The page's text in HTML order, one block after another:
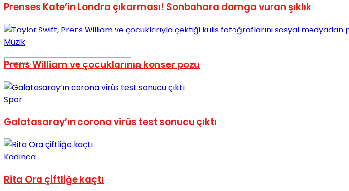
No Result
Prenses Kate’in Londra çıkarması! Sonbahara damga vuran şıklık
Müzik
Prens William ve çocuklarının konser pozu
Spor
Galatasaray’ın corona virüs test sonucu çıktı
Kadınca
Rita Ora çiftliğe kaçtı